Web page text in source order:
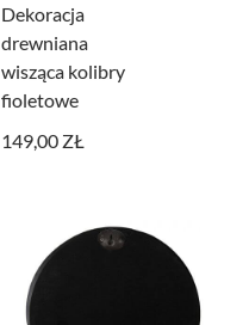
Dekoracja
drewniana
wisząca kolibry
fioletowe
149,00 ZŁ